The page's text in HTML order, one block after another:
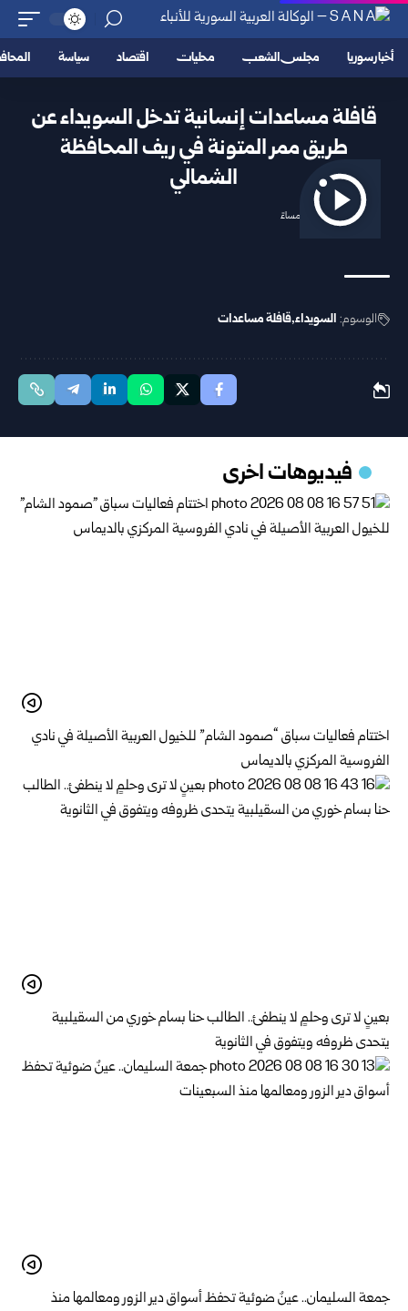
أخبار سوريا مجلس الشعب محليات اقتصاد سياسة
قافلة مساعدات إنسانية تدخل السويداء عن
طريق ممر المتونة في ريف المحافظة
الشمالي
2025/10/19 1:14 مساءً
الوسوم: السويداء قافلة مساعدات
فيديوهات اخرى
اختتام فعاليات سباق “صمود الشام” للخيول العربية الأصيلة في نادي
الفروسية المركزي بالديماس
بعينٍ لا ترى وحلمٍ لا ينطفئ.. الطالب حنا بسام خوري من السقيلبية
يتحدى ظروفه ويتفوق في الثانوية
جمعة السليمان.. عينٌ ضوئية تحفظ أسواق دير الزور ومعالمها منذ